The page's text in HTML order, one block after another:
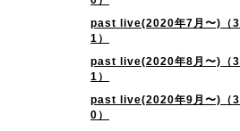
past live(2020年7月〜)（3
1）
past live(2020年8月〜)（3
1）
past live(2020年9月〜)（3
0）